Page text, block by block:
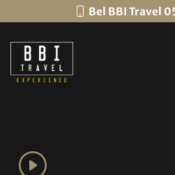
Bel BBI Travel